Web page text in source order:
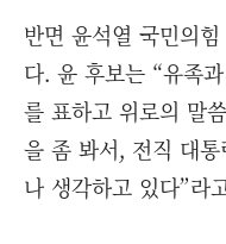
반면 윤석열 국민의
다. 윤 후보는 “유족
를 표하고 위로의 말
을 좀 봐서, 전직 대
나 생각하고 있다”라